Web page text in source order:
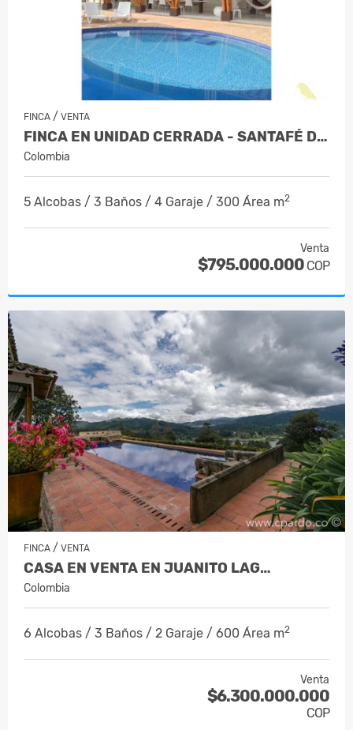
FINCA / VENTA
FINCA EN UNIDAD CERRADA - SANTAFÉ DE A…
Colombia
5 Alcobas / 3 Baños / 4 Garaje / 300 Área m2
Venta
$795.000.000 COP
FINCA / VENTA
CASA EN VENTA EN JUANITO LAG…
Colombia
6 Alcobas / 3 Baños / 2 Garaje / 600 Área m2
Venta
$6.300.000.000
COP